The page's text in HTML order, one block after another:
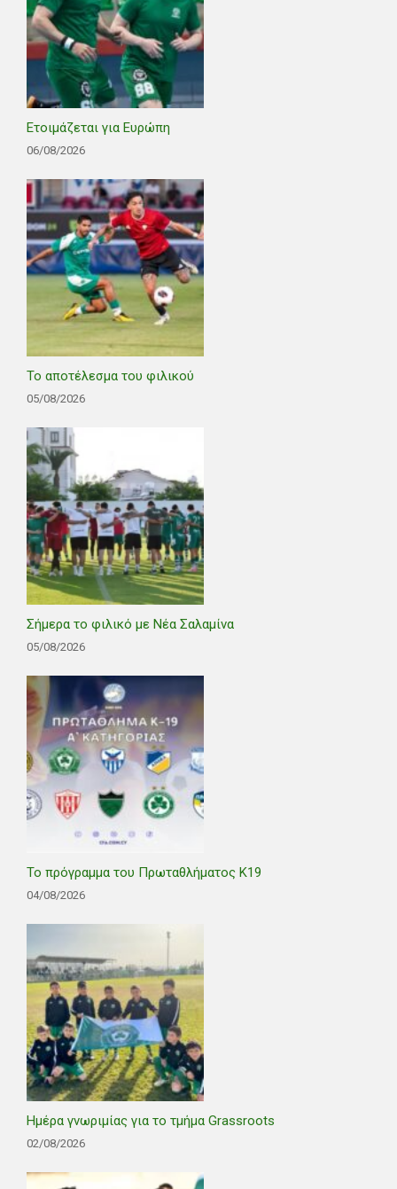
Ετοιμάζεται για Ευρώπη
06/08/2026
Το αποτέλεσμα του φιλικού
05/08/2026
Σήμερα το φιλικό με Νέα Σαλαμίνα
05/08/2026
Το πρόγραμμα του Πρωταθλήματος Κ19
04/08/2026
Ημέρα γνωριμίας για το τμήμα Grassroots
02/08/2026